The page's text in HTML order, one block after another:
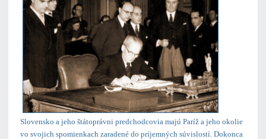
Slovensko a jeho štátoprávni predchodcovia majú Paríž a jeho okolie
vo svojich spomienkach zaradené do príjemných súvislostí. Dokonca